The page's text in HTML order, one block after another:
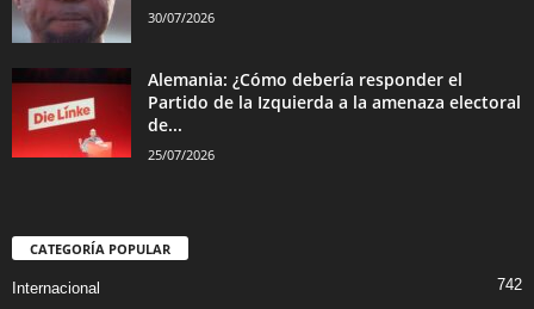
30/07/2026
Alemania: ¿Cómo debería responder el
Partido de la Izquierda a la amenaza electoral
de...
25/07/2026
CATEGORÍA POPULAR
Internacional 742